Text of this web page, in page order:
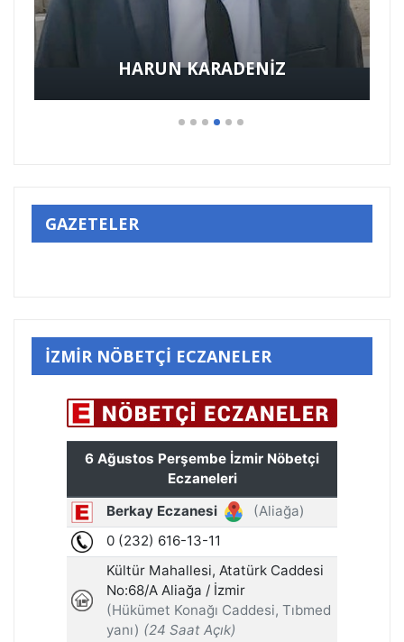
HARUN KARADENİZ
GAZETELER
İZMİR NÖBETÇİ ECZANELER